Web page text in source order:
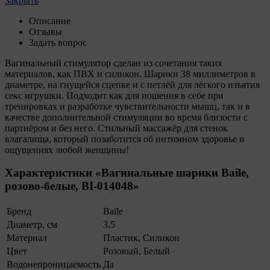
Описание
Отзывы
Задать вопрос
Вагинальный стимулятор сделан из сочетания таких
материалов, как ПВХ и силикон. Шарики 38 миллиметров в
диаметре, на гнущейся сцепке и с петлёй для лёгкого изъятия
секс игрушки. Подходит как для ношения в себе при
тренировках и разработке чувствительности мышц, так и в
качестве дополнительной стимуляции во время близости с
партнёром и без него. Стильный массажёр для стенок
влагалища, который позаботится об интимном здоровье и
ощущениях любой женщины!
Характеристики «Вагинальные шарики Baile,
розово-белые, BI-014048»
Бренд
Baile
Диаметр, см
3,5
Материал
Пластик, Силикон
Цвет
Розовый, Белый
Водонепроницаемость Да
8. Общество обрабатывает обезличенные данные
пользователей сайта (включая файлы «cookie»),
собираемые с помощью сервисов Интернет-
статистики, которые служат для сбора информации о
качества сайта и его содержания. Общество
обрабатывает обезличенные данные о пользователе в
случае, если это разрешено в настройках браузера
пользователя (включено сохранение файлов cookie и
использование технологии JavaScript).
9. На сайтах обрабатываются следующие типы
файлов cookie:
9.1. Технические (обязательные) файлы cookie,
например, применяемые при регистрации либо
входе в систему, или для оставления отзыва либо
комментария. Данные файлы cookie используются
полноценного использования его функционала
пользователем, не могут быть отключены в
системах. Вместе с тем, пользователь может
настроить браузер, чтобы он блокировал такие
файлы сookie или уведомлял пользователя об их
использовании — но в таком случае некоторые